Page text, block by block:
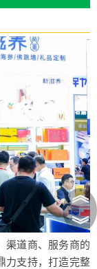
渠道商、服务商的
力支持，打造完整
︽
︾